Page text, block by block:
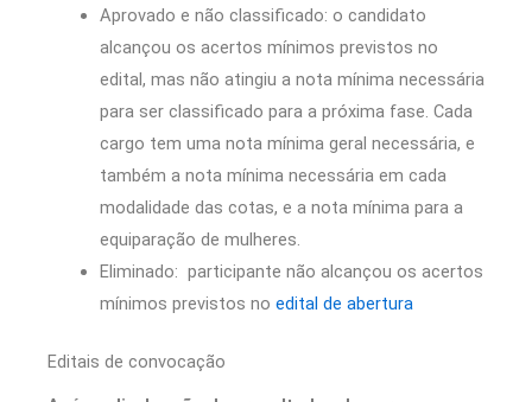
Aprovado e não classificado: o candidato
alcançou os acertos mínimos previstos no
edital, mas não atingiu a nota mínima necessária
para ser classificado para a próxima fase. Cada
cargo tem uma nota mínima geral necessária, e
também a nota mínima necessária em cada
modalidade das cotas, e a nota mínima para a
equiparação de mulheres.
Eliminado: participante não alcançou os acertos
mínimos previstos no edital de abertura
Editais de convocação